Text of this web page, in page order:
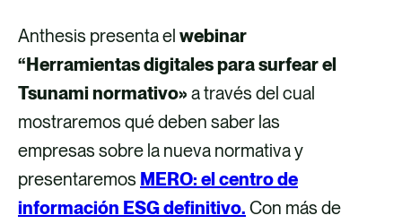
Anthesis presenta el webinar
“Herramientas digitales para surfear el
Tsunami normativo» a través del cual
mostraremos qué deben saber las
empresas sobre la nueva normativa y
presentaremos MERO: el centro de
información ESG definitivo. Con más de